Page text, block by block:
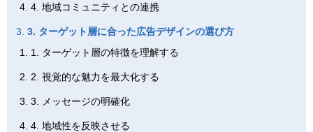
4. 地域コミュニティとの連携
3. ターゲット層に合った広告デザインの選び方
1. ターゲット層の特徴を理解する
2. 視覚的な魅力を最大化する
3. メッセージの明確化
4. 地域性を反映させる